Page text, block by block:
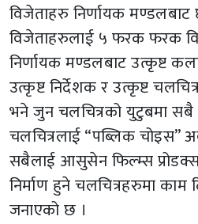
विजेताहरु निर्णायक मण्डलबाट
विजेताहरुलाई ५ फरक फरक
निर्णायक मण्डलबाट उत्कृष्ट
उत्कृष्ट निर्देशक र उत्कृष्ट
भने जुन चलचित्रको युटुबमा सबै
चलचित्रलाई “पब्लिक चोइस”
सबैलाई आसुसेन फिल्म्स
निर्माण हुने चलचित्रहरुमा
जनाएको छ ।